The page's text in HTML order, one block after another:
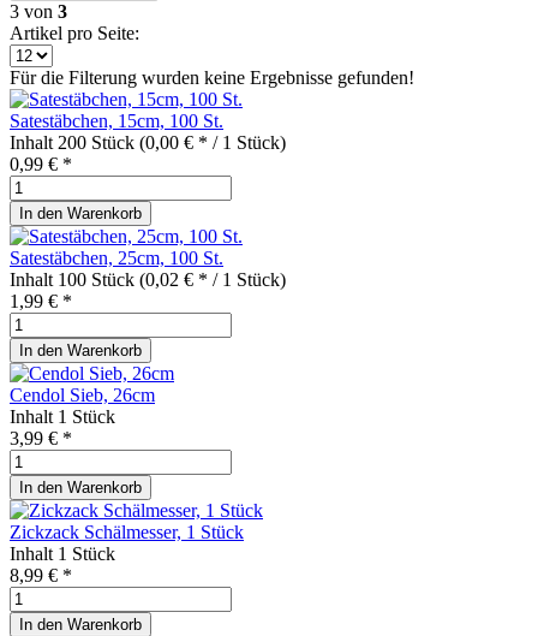
3 von 3
Artikel pro Seite:
Für die Filterung wurden keine Ergebnisse gefunden!
Satestäbchen, 15cm, 100 St.
Inhalt 200 Stück (0,00 € * / 1 Stück)
0,99 € *
In den Warenkorb
Satestäbchen, 25cm, 100 St.
Inhalt 100 Stück (0,02 € * / 1 Stück)
1,99 € *
In den Warenkorb
Cendol Sieb, 26cm
Inhalt 1 Stück
3,99 € *
In den Warenkorb
Zickzack Schälmesser, 1 Stück
Inhalt 1 Stück
8,99 € *
In den Warenkorb